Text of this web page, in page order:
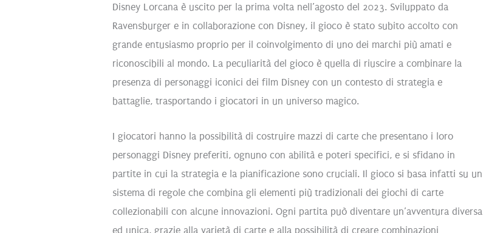
Disney Lorcana è uscito per la prima volta nell’agosto del 2023. Sviluppato da
Ravensburger e in collaborazione con Disney, il gioco è stato subito accolto con
grande entusiasmo proprio per il coinvolgimento di uno dei marchi più amati e
riconoscibili al mondo. La peculiarità del gioco è quella di riuscire a combinare la
presenza di personaggi iconici dei film Disney con un contesto di strategia e
battaglie, trasportando i giocatori in un universo magico.
I giocatori hanno la possibilità di costruire mazzi di carte che presentano i loro
personaggi Disney preferiti, ognuno con abilità e poteri specifici, e si sfidano in
partite in cui la strategia e la pianificazione sono cruciali. Il gioco si basa infatti su un
sistema di regole che combina gli elementi più tradizionali dei giochi di carte
collezionabili con alcune innovazioni. Ogni partita può diventare un’avventura diversa
ed unica, grazie alla varietà di carte e alla possibilità di creare combinazioni